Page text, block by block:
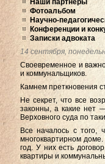
Наши партнеры
Фотоальбом
Научно-
Конференции и
Записки адвоката
14 сентября,
Своевременное и
и коммунальщиков.
Камнем преткновения
Не секрет, что все
законны, а какие нет
Верховного суда по
Все началось с того,
многоквартирном
год. У них есть
квартиры и